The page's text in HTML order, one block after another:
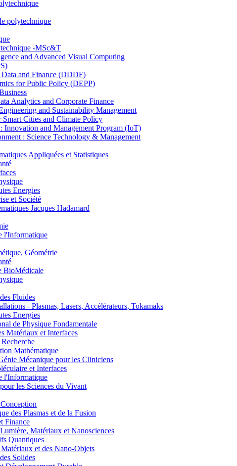
polytechnique
-MSc&T
and Advanced Visual Computing
and Finance (DDDF)
for Public Policy (DEPP)
Analytics and Corporate Finance
and Sustainability Management
Cities and Climate Policy
and Management Program (IoT)
: Science Technology & Management
Appliquées et Statistiques
Energies
et Société
Jacques Hadamard
l'Informatique
Géométrie
BioMédicale
Fluides
- Plasmas, Lasers, Accélérateurs, Tokamaks
Energies
de Physique Fondamentale
et Interfaces
Mathématique
Mécanique pour les Cliniciens
et Interfaces
l'Informatique
les Sciences du Vivant
des Plasmas et de la Fusion
Finance
Matériaux et Nanosciences
Quantiques
et des Nano-Objets
Solides